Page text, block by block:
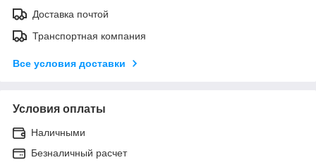
Доставка почтой
Транспортная компания
Все условия доставки
Условия оплаты
Наличными
Безналичный расчет